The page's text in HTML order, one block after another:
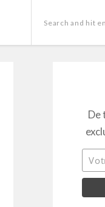
De